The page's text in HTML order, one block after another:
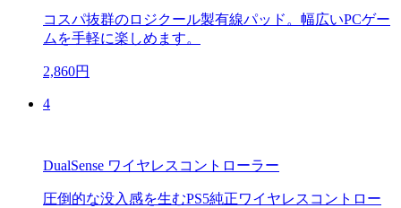
コスパ抜群のロジクール製有線パッド。幅広いPCゲー
ムを手軽に楽しめます。
2,860円
4
DualSense ワイヤレスコントローラー
圧倒的な没入感を生むPS5純正ワイヤレスコントロー